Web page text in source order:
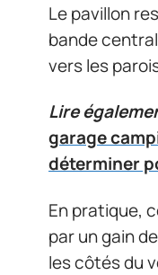
Le pavillon
bande
vers les
Lire
garage
déterminer
En pratique,
par un gain
les côtés du